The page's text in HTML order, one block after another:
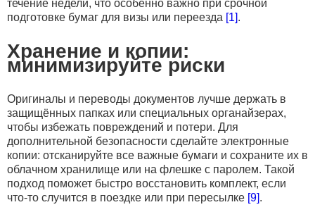
течение недели, что особенно важно при срочной
подготовке бумаг для визы или переезда [1].
Хранение и копии:
минимизируйте риски
Оригиналы и переводы документов лучше держать в
защищённых папках или специальных органайзерах,
чтобы избежать повреждений и потери. Для
дополнительной безопасности сделайте электронные
копии: отсканируйте все важные бумаги и сохраните их в
облачном хранилище или на флешке с паролем. Такой
подход поможет быстро восстановить комплект, если
что-то случится в поездке или при пересылке [9].